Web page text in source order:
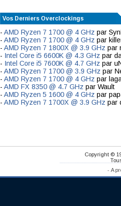
Vos Derniers Overclockings
- AMD Ryzen 7 1700 @ 4 GHz par
- AMD Ryzen 7 1700 @ 4 GHz par
- AMD Ryzen 7 1800X @ 3.9 GHz par
- Intel Core i5 6600K @ 4.3 GHz par
- Intel Core i5 7600K @ 4.7 GHz par
- AMD Ryzen 7 1700 @ 3.9 GHz par
- AMD Ryzen 7 1700 @ 4 GHz par
- AMD FX 8350 @ 4.7 GHz par Wault
- AMD Ryzen 5 1600 @ 4 GHz par
- AMD Ryzen 7 1700X @ 3.9 GHz par
Copyright ©
- A